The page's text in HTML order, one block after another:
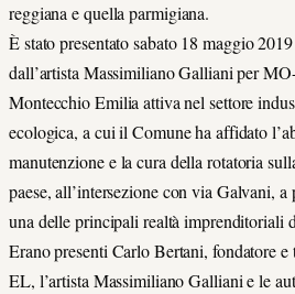
reggiana e quella parmigiana.
È stato presentato sabato 18 maggio
dall’artista Massimiliano Galliani per
Montecchio Emilia attiva nel settore
ecologica, a cui il Comune ha affidato
manutenzione e la cura della rotatoria
paese, all’intersezione con via Galvani, a
una delle principali realtà imprenditoriali
Erano presenti Carlo Bertani, fondatore
EL, l’artista Massimiliano Galliani e le